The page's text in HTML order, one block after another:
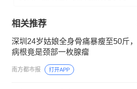
相关推荐
深圳24岁姑娘全身骨痛暴瘦至50斤，
病根竟是颈部一枚腺瘤
南方都市报 打开APP